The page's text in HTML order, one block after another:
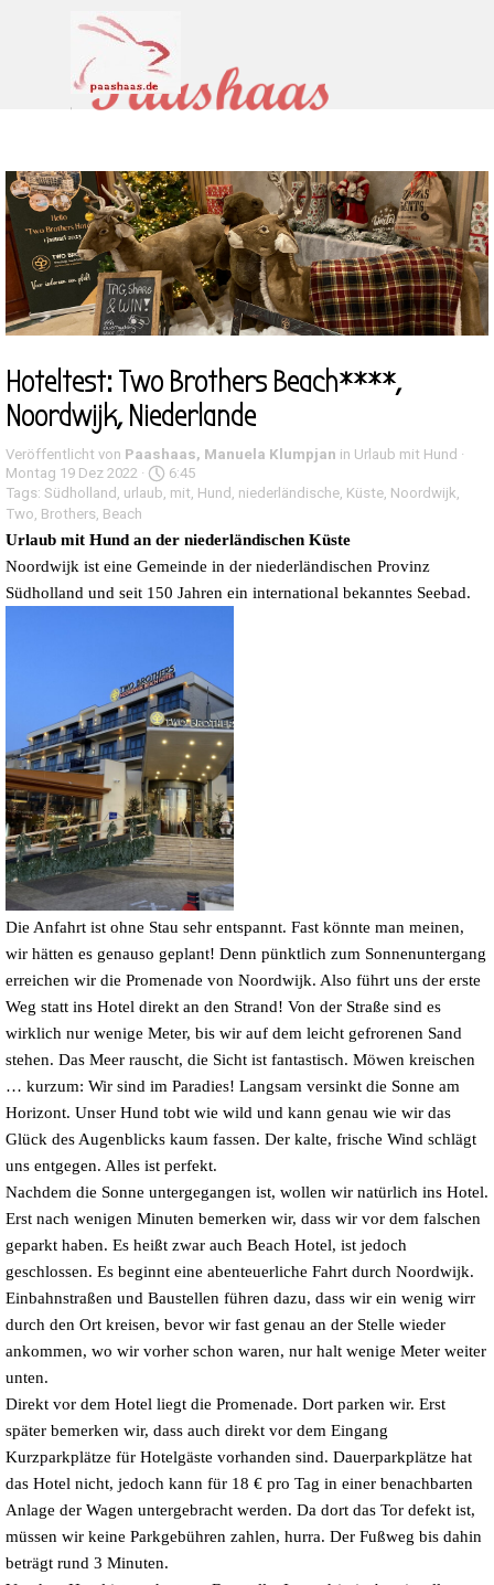
Menü überspringen
Hoteltest: Two Brothers Beach****,
Noordwijk, Niederlande
Veröffentlicht von Paashaas, Manuela Klumpjan in Urlaub mit Hund ·
Montag 19 Dez 2022 ·
6:45
Tags: Südholland urlaub mit Hund niederländische Küste Noordwijk
Two Brothers Beach
Urlaub mit Hund an der niederländischen Küste
Noordwijk ist eine Gemeinde in der niederländischen Provinz
Südholland und seit 150 Jahren ein international bekanntes Seebad.
Die Anfahrt ist ohne Stau sehr entspannt. Fast könnte man meinen,
wir hätten es genauso geplant! Denn pünktlich zum Sonnenuntergang
erreichen wir die Promenade von Noordwijk. Also führt uns der erste
Weg statt ins Hotel direkt an den Strand! Von der Straße sind es
wirklich nur wenige Meter, bis wir auf dem leicht gefrorenen Sand
stehen. Das Meer rauscht, die Sicht ist fantastisch. Möwen kreischen
… kurzum: Wir sind im Paradies! Langsam versinkt die Sonne am
Horizont. Unser Hund tobt wie wild und kann genau wie wir das
Glück des Augenblicks kaum fassen. Der kalte, frische Wind schlägt
uns entgegen. Alles ist perfekt.
Nachdem die Sonne untergegangen ist, wollen wir natürlich ins Hotel.
Erst nach wenigen Minuten bemerken wir, dass wir vor dem falschen
geparkt haben. Es heißt zwar auch Beach Hotel, ist jedoch
geschlossen. Es beginnt eine abenteuerliche Fahrt durch Noordwijk.
Einbahnstraßen und Baustellen führen dazu, dass wir ein wenig wirr
durch den Ort kreisen, bevor wir fast genau an der Stelle wieder
ankommen, wo wir vorher schon waren, nur halt wenige Meter weiter
unten.
Direkt vor dem Hotel liegt die Promenade. Dort parken wir. Erst
später bemerken wir, dass auch direkt vor dem Eingang
Kurzparkplätze für Hotelgäste vorhanden sind. Dauerparkplätze hat
das Hotel nicht, jedoch kann für 18 € pro Tag in einer benachbarten
Anlage der Wagen untergebracht werden. Da dort das Tor defekt ist,
müssen wir keine Parkgebühren zahlen, hurra. Der Fußweg bis dahin
beträgt rund 3 Minuten.